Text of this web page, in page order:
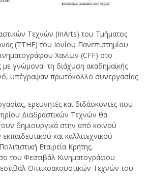
Τεχνών (InArts) του Τμήματος
(ΤΤΗΕ) του Ιονίου Πανεπιστημίου
Χανίων (CFF) στο
με γνώμονα τη διάχυση ακαδημαϊκής
υπέγραψαν πρωτόκολλο συνεργασίας
ερευνητές και διδάσκοντες που
Διαδραστικών Τεχνών θα
δημιουργικά στην από κοινού
και καλλιτεχνικού
Εταιρεία Κρήτης,
του Φεστιβάλ Κινηματογράφου
Οπτικοακουστικών Τεχνών του